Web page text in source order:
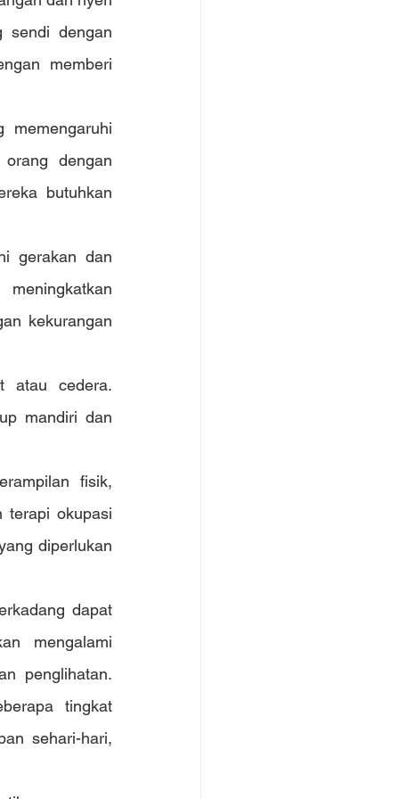
sendi dengan
memberi
memengaruhi
dengan
butuhkan
gerakan dan
kekurangan
atau cedera.
mandiri dan
fisik,
terapi okupasi
diperlukan
dapat
mengalami
penglihatan.
tingkat
sehari-hari,